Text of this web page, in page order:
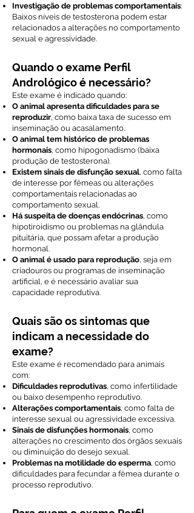
Investigação de problemas comportamentais:
Baixos níveis de testosterona podem estar
relacionados a alterações no comportamento
sexual e agressividade.
Quando o exame Perfil
Andrológico é necessário?
Este exame é indicado quando:
O animal apresenta dificuldades para se
reproduzir, como baixa taxa de sucesso em
inseminação ou acasalamento.
O animal tem histórico de problemas
hormonais, como hipogonadismo (baixa
produção de testosterona).
Existem sinais de disfunção sexual, como falta
de interesse por fêmeas ou alterações
comportamentais relacionadas ao
comportamento sexual.
Há suspeita de doenças endócrinas, como
hipotiroidismo ou problemas na glândula
pituitária, que possam afetar a produção
hormonal.
O animal é usado para reprodução, seja em
criadouros ou programas de inseminação
artificial, e é necessário avaliar sua
capacidade reprodutiva.
Quais são os sintomas que
indicam a necessidade do
exame?
Este exame é recomendado para animais
com:
Dificuldades reprodutivas, como infertilidade
ou baixo desempenho reprodutivo.
Alterações comportamentais, como falta de
interesse sexual ou agressividade excessiva.
Sinais de disfunções hormonais, como
alterações no crescimento dos órgãos sexuais
ou diminuição do desejo sexual.
Problemas na motilidade do esperma, como
dificuldades para fecundar a fêmea durante o
processo reprodutivo.